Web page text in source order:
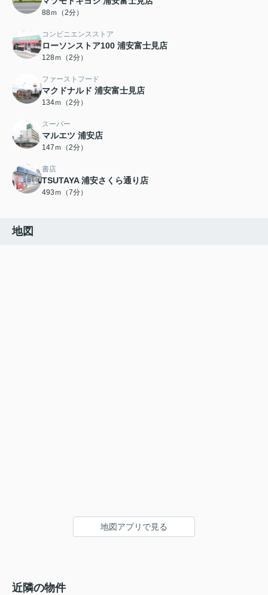
88ｍ（2分）
コンビニエンスストア
ローソンストア100 浦安富士見店
128ｍ（2分）
ファーストフード
マクドナルド 浦安富士見店
134ｍ（2分）
スーパー
マルエツ 浦安店
147ｍ（2分）
書店
TSUTAYA 浦安さくら通り店
493ｍ（7分）
地図
地図アプリで見る
近隣の物件